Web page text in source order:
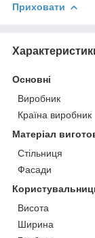
Приховати
Основні
Виробник
Країна виробник
Матеріал
Стільниця
Фасади
Висота
Ширина